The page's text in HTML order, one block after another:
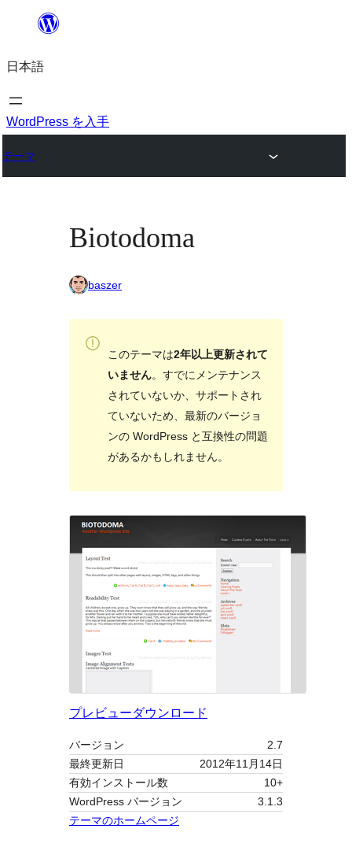
を
ス
キ
プ
日本語
WordPress を入手
テーマ
Biotodoma
baszer
このテーマは2年以上更新されて
いません。すでにメンテナンス
されていないか、サポートされ
ていないため、最新のバージョ
ンの WordPress と互換性の問題
があるかもしれません。
プレビューダウンロード
バージョン
2.7
最終更新日
2012年11月14日
有効インストール数
10+
WordPress バージョン
3.1.3
テーマのホームページ